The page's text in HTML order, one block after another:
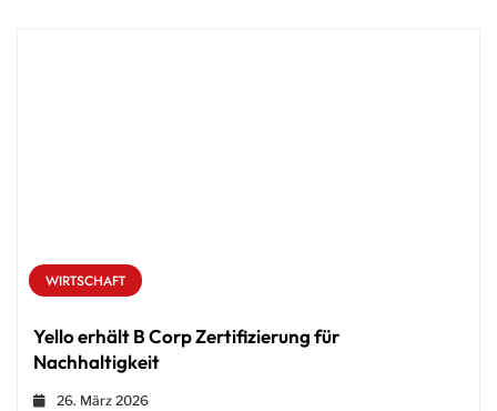
WIRTSCHAFT
Yello erhält B Corp Zertifizierung für
Nachhaltigkeit
26. März 2026